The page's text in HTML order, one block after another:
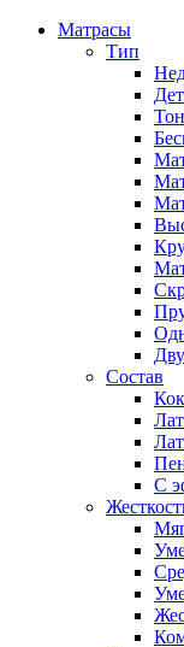
Матрасы
Тип
Состав
С